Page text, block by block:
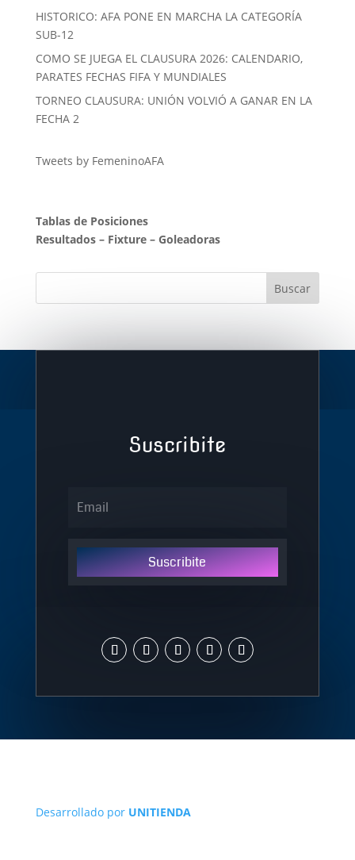
HISTORICO: AFA PONE EN MARCHA LA CATEGORÍA
SUB-12
COMO SE JUEGA EL CLAUSURA 2026: CALENDARIO,
PARATES FECHAS FIFA Y MUNDIALES
TORNEO CLAUSURA: UNIÓN VOLVIÓ A GANAR EN LA
FECHA 2
Tweets by FemeninoAFA
Tablas de Posiciones
Resultados– Fixture– Goleadoras
Suscribite
Suscribite
Desarrollado por UNITIENDA